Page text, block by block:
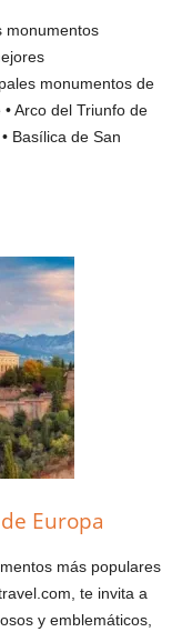
monumentos
monumentos de
Arco del Triunfo de
Basílica de San
Europa
más populares
te invita a
y emblemáticos,